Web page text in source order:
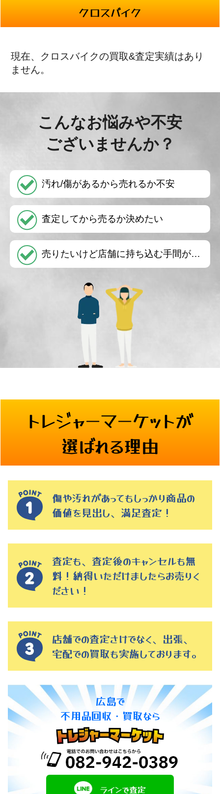
クロスバイク
現在、クロスバイクの買取&査定実績はあり
ません。
こんなお悩みや不安
ございませんか？
汚れ/傷があるから売れるか不安
査定してから売るか決めたい
売りたいけど店舗に持ち込む手間が…
トレジャーマーケットが
選ばれる理由
傷や汚れがあってもしっかり商品の
価値を見出し、満足査定！
査定も、査定後のキャンセルも無
料！納得いただけましたらお売りく
ださい！
店舗での査定さけでなく、出張、
宅配での買取も実施しております。
広島で
不用品回収・買取なら